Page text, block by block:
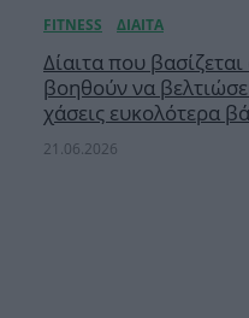
Δίαιτα που
βοηθούν να
χάσεις ευκολότερα
21.06.2026